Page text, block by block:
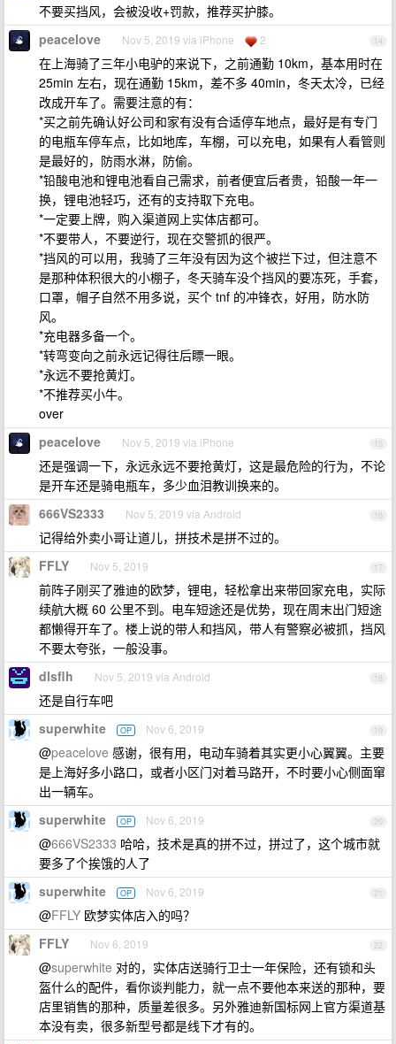
不要买挡风，会被没收+罚款，推荐买护膝。
14
peacelove Nov 5, 2019 via iPhone 2
在上海骑了三年小电驴的来说下，之前通勤 10km，基本用时在
25min 左右，现在通勤 15km，差不多 40min，冬天太冷，已经
改成开车了。需要注意的有：
*买之前先确认好公司和家有没有合适停车地点，最好是有专门
的电瓶车停车点，比如地库，车棚，可以充电，如果有人看管则
是最好的，防雨水淋，防偷。
*铅酸电池和锂电池看自己需求，前者便宜后者贵，铅酸一年一
换，锂电池轻巧，还有的支持取下充电。
*一定要上牌，购入渠道网上实体店都可。
*不要带人，不要逆行，现在交警抓的很严。
*挡风的可以用，我骑了三年没有因为这个被拦下过，但注意不
是那种体积很大的小棚子，冬天骑车没个挡风的要冻死，手套，
口罩，帽子自然不用多说，买个 tnf 的冲锋衣，好用，防水防
风。
*充电器多备一个。
*转弯变向之前永远记得往后瞟一眼。
*永远不要抢黄灯。
*不推荐买小牛。
over
15
peacelove Nov 5, 2019 via iPhone
还是强调一下，永远永远不要抢黄灯，这是最危险的行为，不论
是开车还是骑电瓶车，多少血泪教训换来的。
16
666VS2333 Nov 5, 2019 via Android
记得给外卖小哥让道儿，拼技术是拼不过的。
17
FFLY Nov 5, 2019
前阵子刚买了雅迪的欧梦，锂电，轻松拿出来带回家充电，实际
续航大概 60 公里不到。电车短途还是优势，现在周末出门短途
都懒得开车了。楼上说的带人和挡风，带人有警察必被抓，挡风
不要太夸张，一般没事。
18
dlsflh Nov 5, 2019 via Android
还是自行车吧
19
superwhite OP Nov 6, 2019
@peacelove 感谢，很有用，电动车骑着其实更小心翼翼。主要
是上海好多小路口，或者小区门对着马路开，不时要小心侧面窜
出一辆车。
20
superwhite OP Nov 6, 2019
@666VS2333 哈哈，技术是真的拼不过，拼过了，这个城市就
要多了个挨饿的人了
21
superwhite OP Nov 6, 2019
@FFLY 欧梦实体店入的吗？
22
FFLY Nov 6, 2019
@superwhite 对的，实体店送骑行卫士一年保险，还有锁和头
盔什么的配件，看你谈判能力，就一点不要他本来送的那种，要
店里销售的那种，质量差很多。另外雅迪新国标网上官方渠道基
本没有卖，很多新型号都是线下才有的。